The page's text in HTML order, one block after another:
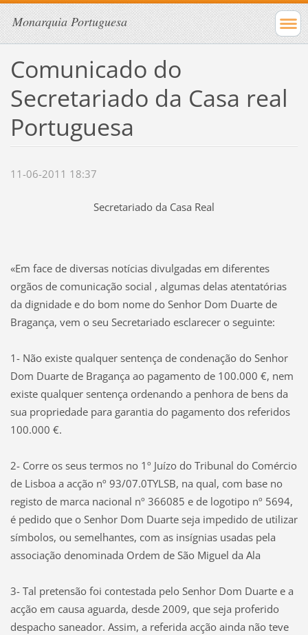
Monarquia Portuguesa
Comunicado do
Secretariado da Casa real
Portuguesa
11-06-2011 18:37
Secretariado da Casa Real
«Em face de diversas notícias divulgadas em diferentes
orgãos de comunicação social , algumas delas atentatórias
da dignidade e do bom nome do Senhor Dom Duarte de
Bragança, vem o seu Secretariado esclarecer o seguinte:
1- Não existe qualquer sentença de condenação do Senhor
Dom Duarte de Bragança ao pagamento de 100.000 €, nem
existe qualquer sentença ordenando a penhora de bens da
sua propriedade para garantia do pagamento dos referidos
100.000 €.
2- Corre os seus termos no 1º Juízo do Tribunal do Comércio
de Lisboa a acção nº 93/07.0TYLSB, na qual, com base no
registo de marca nacional nº 366085 e de logotipo nº 5694,
é pedido que o Senhor Dom Duarte seja impedido de utilizar
símbolos, ou semelhantes, com as insígnias usadas pela
associação denominada Ordem de São Miguel da Ala
3- Tal pretensão foi contestada pelo Senhor Dom Duarte e a
acção em causa aguarda, desde 2009, que seja proferido
despacho saneador. Assim, a referida acção ainda não teve